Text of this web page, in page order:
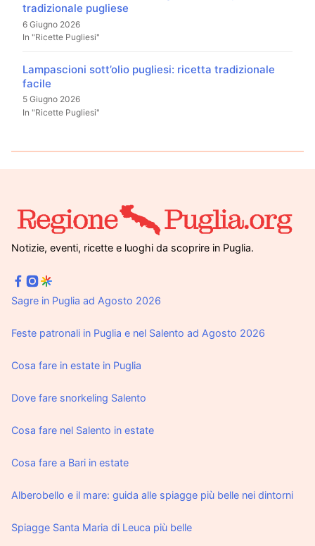
tradizionale pugliese
6 Giugno 2026
In "Ricette Pugliesi"
Lampascioni sott’olio pugliesi: ricetta tradizionale
facile
5 Giugno 2026
In "Ricette Pugliesi"
Notizie, eventi, ricette e luoghi da scoprire in Puglia.
Sagre in Puglia ad Agosto 2026
Feste patronali in Puglia e nel Salento ad Agosto 2026
Cosa fare in estate in Puglia
Dove fare snorkeling Salento
Cosa fare nel Salento in estate
Cosa fare a Bari in estate
Alberobello e il mare: guida alle spiagge più belle nei dintorni
Spiagge Santa Maria di Leuca più belle